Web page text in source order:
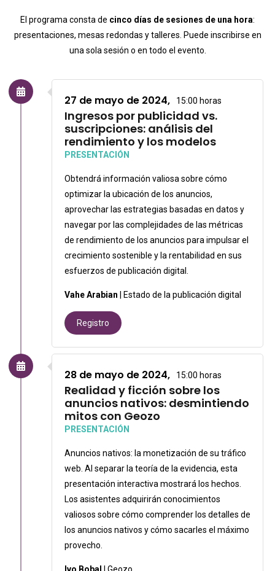
El programa consta de cinco días de sesiones de una hora:
presentaciones, mesas redondas y talleres. Puede inscribirse en
una sola sesión o en todo el evento.
27 de mayo de 2024, 15:00 horas
Ingresos por publicidad vs.
suscripciones: análisis del
rendimiento y los modelos
PRESENTACIÓN
Obtendrá información valiosa sobre cómo
optimizar la ubicación de los anuncios,
aprovechar las estrategias basadas en datos y
navegar por las complejidades de las métricas
de rendimiento de los anuncios para impulsar el
crecimiento sostenible y la rentabilidad en sus
esfuerzos de publicación digital.
Vahe Arabian | Estado de la publicación digital
Registro
28 de mayo de 2024, 15:00 horas
Realidad y ficción sobre los
anuncios nativos: desmintiendo
mitos con Geozo
PRESENTACIÓN
Anuncios nativos: la monetización de su tráfico
web. Al separar la teoría de la evidencia, esta
presentación interactiva mostrará los hechos.
Los asistentes adquirirán conocimientos
valiosos sobre cómo comprender los detalles de
los anuncios nativos y cómo sacarles el máximo
provecho.